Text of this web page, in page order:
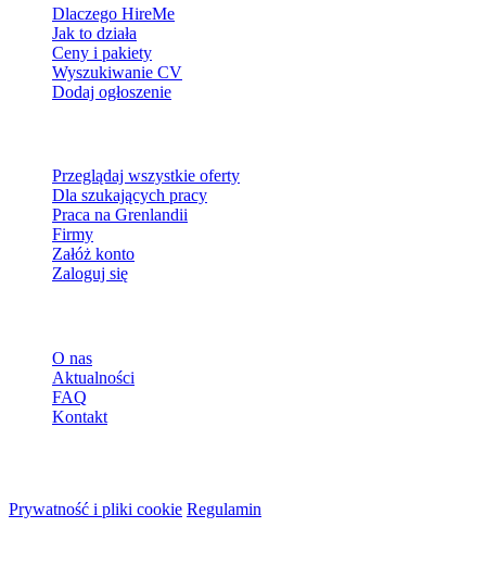
Dlaczego HireMe
Jak to działa
Ceny i pakiety
Wyszukiwanie CV
Dodaj ogłoszenie
Przeglądaj wszystkie oferty
Dla szukających pracy
Praca na Grenlandii
Firmy
Załóż konto
Zaloguj się
O nas
Aktualności
FAQ
Kontakt
Prywatność i pliki cookie Regulamin